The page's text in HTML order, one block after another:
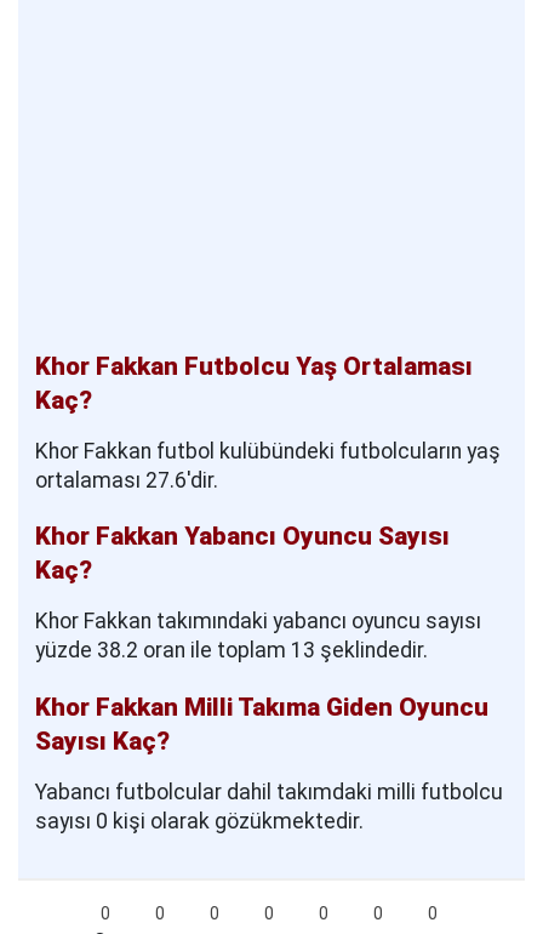
Khor Fakkan Futbolcu Yaş Ortalaması
Kaç?
Khor Fakkan futbol kulübündeki futbolcuların yaş
ortalaması 27.6'dir.
Khor Fakkan Yabancı Oyuncu Sayısı
Kaç?
Khor Fakkan takımındaki yabancı oyuncu sayısı
yüzde 38.2 oran ile toplam 13 şeklindedir.
Khor Fakkan Milli Takıma Giden Oyuncu
Sayısı Kaç?
Yabancı futbolcular dahil takımdaki milli futbolcu
sayısı 0 kişi olarak gözükmektedir.
0 0 0 0 0 0 0